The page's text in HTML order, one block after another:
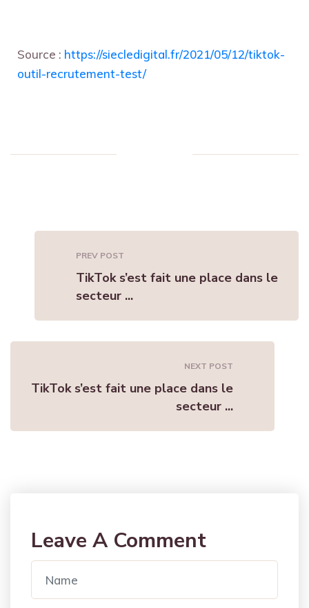
Source : https://siecledigital.fr/2021/05/12/tiktok-
outil-recrutement-test/
PREV POST
TikTok s’est fait une place dans le
secteur ...
NEXT POST
TikTok s’est fait une place dans le
secteur ...
Leave A Comment